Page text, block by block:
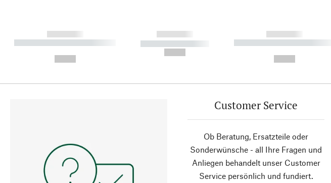
------------
----------- ----------- ----------
------------
----------- -----------
------------
----------- ----------- ----------
Customer Service
Ob Beratung, Ersatzteile oder
Sonderwünsche - all Ihre Fragen und
Anliegen behandelt unser Customer
Service persönlich und fundiert.